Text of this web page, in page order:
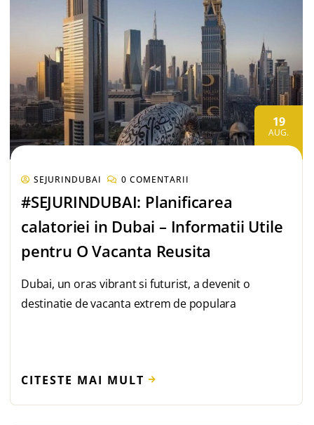
19
AUG.
SEJURINDUBAI 0 COMENTARII
#SEJURINDUBAI: Planificarea
calatoriei in Dubai – Informatii Utile
pentru O Vacanta Reusita
Dubai, un oras vibrant si futurist, a devenit o
destinatie de vacanta extrem de populara
CITESTE MAI MULT